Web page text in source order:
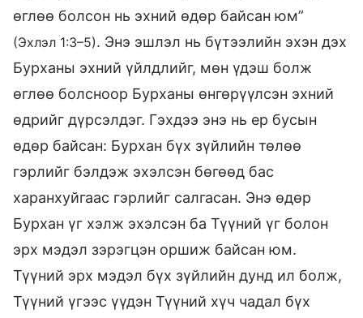
өглөө болсон нь эхний өдөр байсан юм”
(Эхлэл 1:3–5). Энэ эшлэл нь бүтээлийн эхэн дэх
Бурханы эхний үйлдлийг, мөн үдэш болж
өглөө болсноор Бурханы өнгөрүүлсэн эхний
өдрийг дүрсэлдэг. Гэхдээ энэ нь ер бусын
өдөр байсан: Бурхан бүх зүйлийн төлөө
гэрлийг бэлдэж эхэлсэн бөгөөд бас
харанхуйгаас гэрлийг салгасан. Энэ өдөр
Бурхан үг хэлж эхэлсэн ба Түүний үг болон
эрх мэдэл зэрэгцэн оршиж байсан юм.
Түүний эрх мэдэл бүх зүйлийн дунд ил болж,
Түүний үгээс үүдэн Түүний хүч чадал бүх